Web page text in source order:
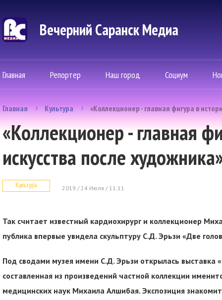
Вечерний Саранск Mедиа
Главная Репортер Наш город Социум
Главная Культура «Коллекционер - главная фигура в
«Коллекционер - главная
искусства после
Культура 2019 / 24 Июля / 11:11
Так считает известный кардиохирург и коллекционер
публика впервые увидела скульптуру С.Д. Эрьзи «Две
Под сводами музея имени С.Д. Эрьзи открылась выставка
составленная из произведений частной коллекции
медицинских наук Михаила Алшибая. Экспозиция